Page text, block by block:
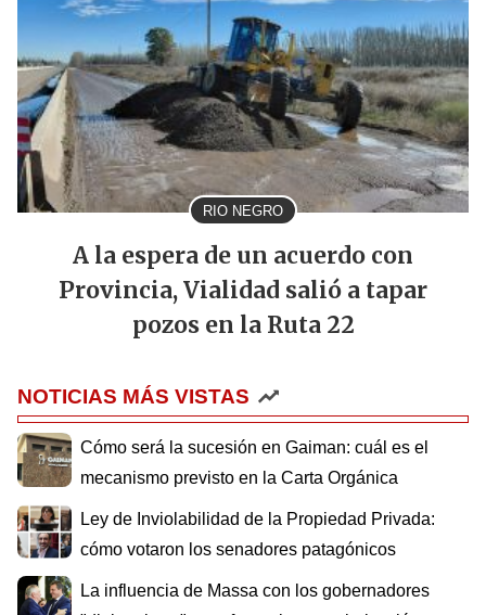
RIO NEGRO
A la espera de un acuerdo con
Provincia, Vialidad salió a tapar
pozos en la Ruta 22
NOTICIAS MÁS VISTAS
Cómo será la sucesión en Gaiman: cuál es el
mecanismo previsto en la Carta Orgánica
Ley de Inviolabilidad de la Propiedad Privada:
cómo votaron los senadores patagónicos
La influencia de Massa con los gobernadores